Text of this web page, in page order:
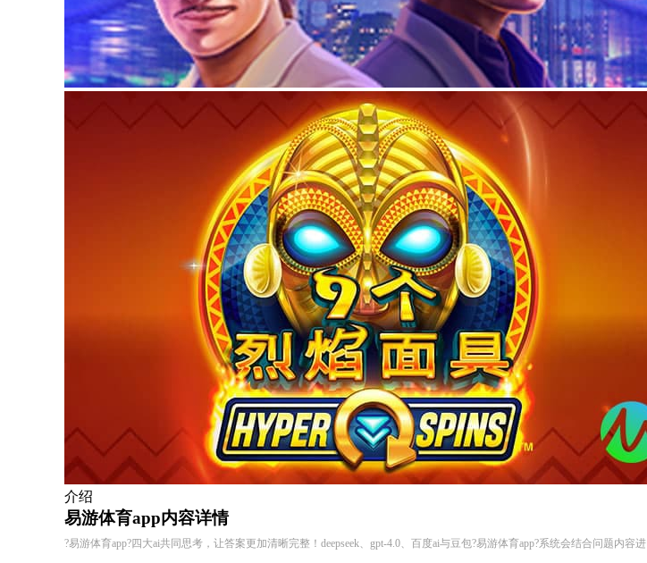
介绍
易游体育app内容详情
?易游体育app?四大ai共同思考，让答案更加清晰完整！deepseek、gpt-4.0、百度ai与豆包?易游体育app?系统会结合问题内容进